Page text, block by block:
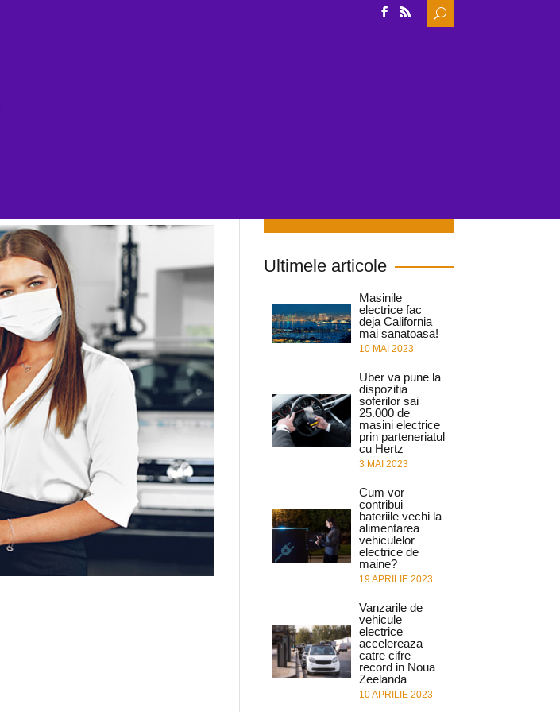
for:
Ultimele articole
Masinile
electrice fac
deja California
mai sanatoasa!
10 MAI 2023
Uber va pune la
dispozitia
soferilor sai
25.000 de
masini electrice
prin parteneriatul
cu Hertz
3 MAI 2023
Cum vor
contribui
bateriile vechi la
alimentarea
vehiculelor
electrice de
maine?
19 APRILIE 2023
Vanzarile de
vehicule
electrice
accelereaza
catre cifre
record in Noua
Zeelanda
10 APRILIE 2023